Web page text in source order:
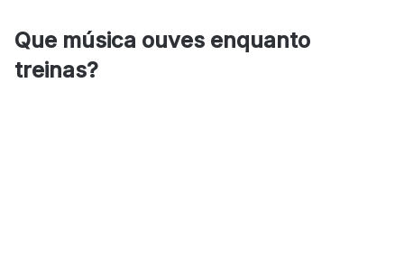
Que música ouves enquanto
treinas?